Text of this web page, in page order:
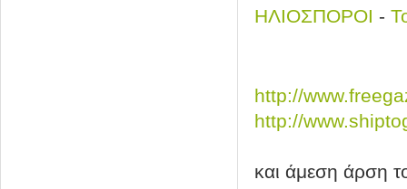
ΗΛΙΟΣΠΟΡΟΙ -
http://
http://
και άμεση άρση